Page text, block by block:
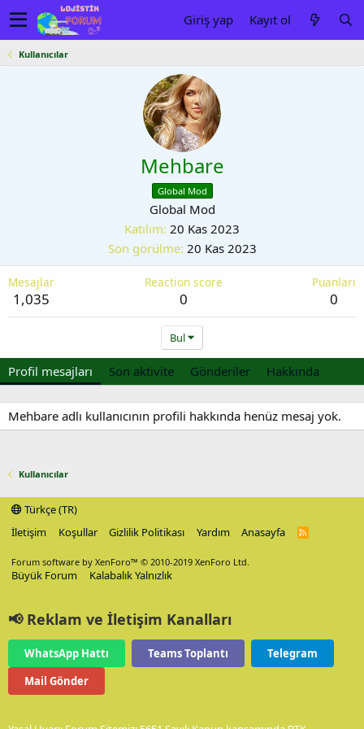
Giriş yap Kayıt ol
Kullanıcılar
Mehbare
Global Mod
Global Mod
Katılım 20 Kas 2023
Son görülme 20 Kas 2023
Mesajlar
1,035
Reaction score
0
Puanları
0
Bul
Profil mesajları Son aktivite Gönderiler Hakkında
Mehbare adlı kullanıcının profili hakkında henüz mesaj yok.
Kullanıcılar
Türkçe (TR)
İletişim
Koşullar Gizlilik Politikası Yardım Anasayfa
R
Forum software by XenForo™ © 2010-2019 XenForo Ltd.
Büyük Forum Kalabalık Yalnızlık
📢 Reklam ve İletişim Kanalları
WhatsApp Hattı Teams Toplantı
Telegram
Mail Gönder